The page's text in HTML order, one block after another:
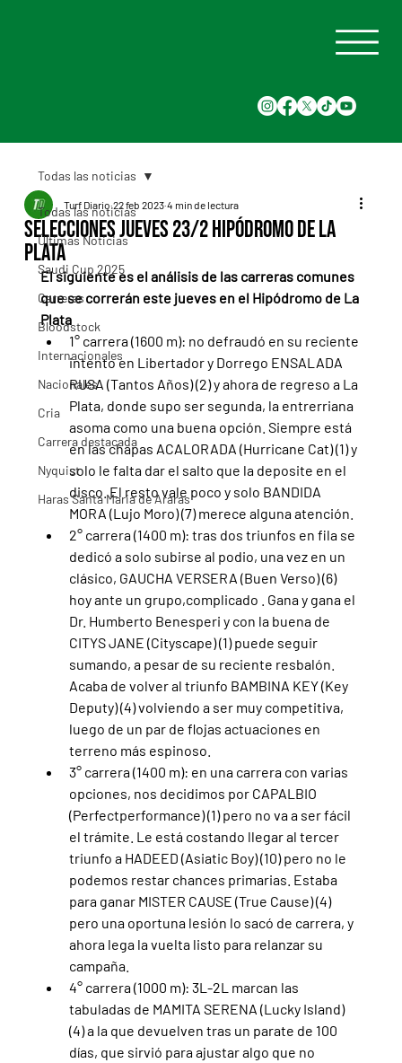
Todas las noticias
Últimas Noticias
Saudi Cup 2025
Carreras
Bloodstock
Internacionales
Nacionales
Cria
Carrera destacada
Nyquist
Haras Santa Maria de Araras
Todas las noticias
Selecciones Jueves 23/2 Hipódromo de La
Plata
Turf Diario 22 feb 2023 4 min de lectura
El siguiente es el análisis de las carreras comunes
que se correrán este jueves en el Hipódromo de La
Plata
1° carrera (1600 m): no defraudó en su reciente
intento en Libertador y Dorrego ENSALADA
RUSA (Tantos Años) (2) y ahora de regreso a La
Plata, donde supo ser segunda, la entrerriana
asoma como una buena opción. Siempre está
en las chapas ACALORADA (Hurricane Cat) (1) y
solo le falta dar el salto que la deposite en el
disco. El resto vale poco y solo BANDIDA
MORA (Lujo Moro) (7) merece alguna atención.
2° carrera (1400 m): tras dos triunfos en fila se
dedicó a solo subirse al podio, una vez en un
clásico, GAUCHA VERSERA (Buen Verso) (6)
hoy ante un grupo,complicado . Gana y gana el
Dr. Humberto Benesperi y con la buena de
CITYS JANE (Cityscape) (1) puede seguir
sumando, a pesar de su reciente resbalón.
Acaba de volver al triunfo BAMBINA KEY (Key
Deputy) (4) volviendo a ser muy competitiva,
luego de un par de flojas actuaciones en
terreno más espinoso.
3° carrera (1400 m): en una carrera con varias
opciones, nos decidimos por CAPALBIO
(Perfectperformance) (1) pero no va a ser fácil
el trámite. Le está costando llegar al tercer
triunfo a HADEED (Asiatic Boy) (10) pero no le
podemos restar chances primarias. Estaba
para ganar MISTER CAUSE (True Cause) (4)
pero una oportuna lesión lo sacó de carrera, y
ahora lega la vuelta listo para relanzar su
campaña.
4° carrera (1000 m): 3L-2L marcan las
tabuladas de MAMITA SERENA (Lucky Island)
(4) a la que devuelven tras un parate de 100
días, que sirvió para ajustar algo que no